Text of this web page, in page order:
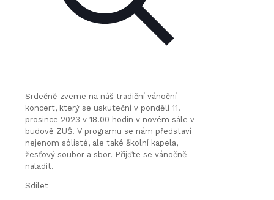
Srdečně zveme na náš tradiční vánoční
koncert, který se uskuteční v pondělí 11.
prosince 2023 v 18.00 hodin v novém sále v
budově ZUŠ. V programu se nám představí
nejenom sólisté, ale také školní kapela,
žesťový soubor a sbor. Přijďte se vánočně
naladit.
Sdílet